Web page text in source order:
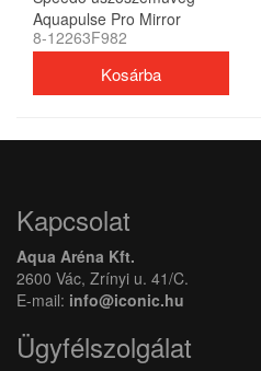
Aquapulse Pro Mirror
unisex
8-12263F982
Kapcsolat
Aqua Aréna Kft.
2600 Vác, Zrínyi u. 41/C.
E-mail: info@iconic.hu
Ügyfélszolgálat